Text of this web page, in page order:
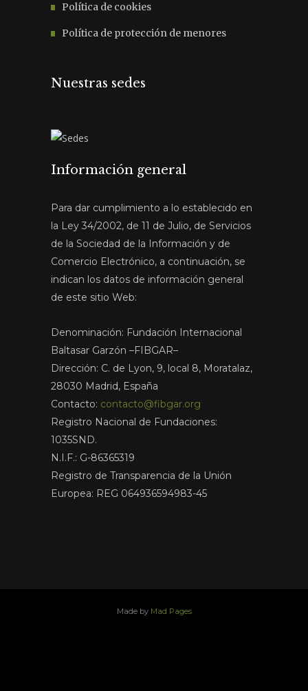
Política de cookies
Política de protección de menores
Nuestras sedes
Información general
Para dar cumplimiento a lo establecido en
la Ley 34/2002, de 11 de Julio, de Servicios
de la Sociedad de la Información y de
Comercio Electrónico, a continuación, se
indican los datos de información general
de este sitio Web:
Denominación: Fundación Internacional
Baltasar Garzón –FIBGAR–
Dirección: C. de Lyon, 9, local 8, Moratalaz,
28030 Madrid, España
Contacto: contacto@fibgar.org
Registro Nacional de Fundaciones:
1035SND.
N.I.F.: G-86365319
Registro de Transparencia de la Unión
Europea: REG 064936594983-45
Made by Mad Pages